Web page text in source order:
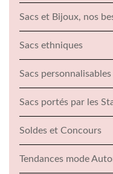
Sacs et Bijoux, nos
Sacs ethniques
Sacs personnalisables
Sacs portés par les
Soldes et Concours
Tendances mode